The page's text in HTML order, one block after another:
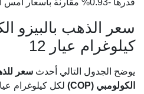
قدرها -0.93% مقارنة بأسعار أمس الأربعاء 05 أغسطس 2026).
سعر الذهب بالبيزو
كيلوغرام عيار 12
يوضح الجدول التالي أحدث سعر
الكولومبي (COP)